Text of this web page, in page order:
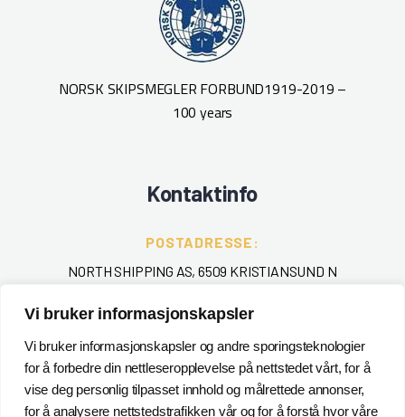
Vi bruker informasjonskapsler
Vi bruker informasjonskapsler og andre sporingsteknologier
for å forbedre din nettleseropplevelse på nettstedet vårt, for å
vise deg personlig tilpasset innhold og målrettede annonser,
for å analysere nettstedstrafikken vår og for å forstå hvor våre
NORSK SKIPSMEGLER FORBUND1919-2019 –
100 years
Kontaktinfo
POSTADRESSE:
NORTH SHIPPING AS, 6509 KRISTIANSUND N
TELEFON:
+ 47 715 40 000
EPOST :
POSTMASTER@NORTHSHIPPING.NO